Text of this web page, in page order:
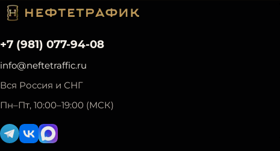
+7 (981) 077-94-08
info@neftetraffic.ru
Вся Россия и СНГ
Пн–Пт, 10:00–19:00 (МСК)